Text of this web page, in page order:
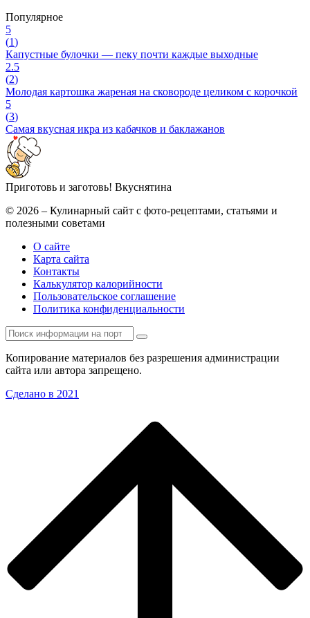
Популярное
5
(1)
Капустные булочки — пеку почти каждые выходные
2.5
(2)
Молодая картошка жареная на сковороде целиком с корочкой
5
(3)
Самая вкусная икра из кабачков и баклажанов
Приготовь и заготовь! Вкуснятина
© 2026 – Кулинарный сайт с фото-рецептами, статьями и
полезными советами
О сайте
Карта сайта
Контакты
Калькулятор калорийности
Пользовательское соглашение
Политика конфиденциальности
Копирование материалов без разрешения администрации
сайта или автора запрещено.
Сделано в 2021